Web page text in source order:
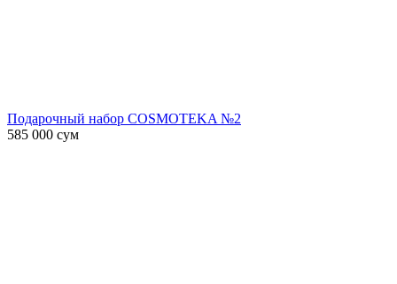
Подарочный набор COSMOTEKA №2
585 000 сум